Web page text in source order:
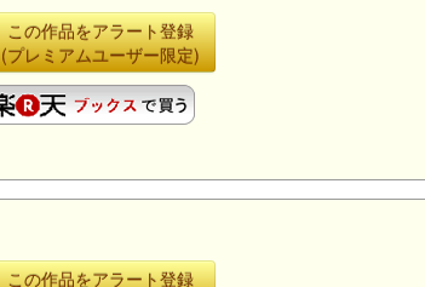
この作品をアラート登録
(プレミアムユーザー限定)
この作品をアラート登録